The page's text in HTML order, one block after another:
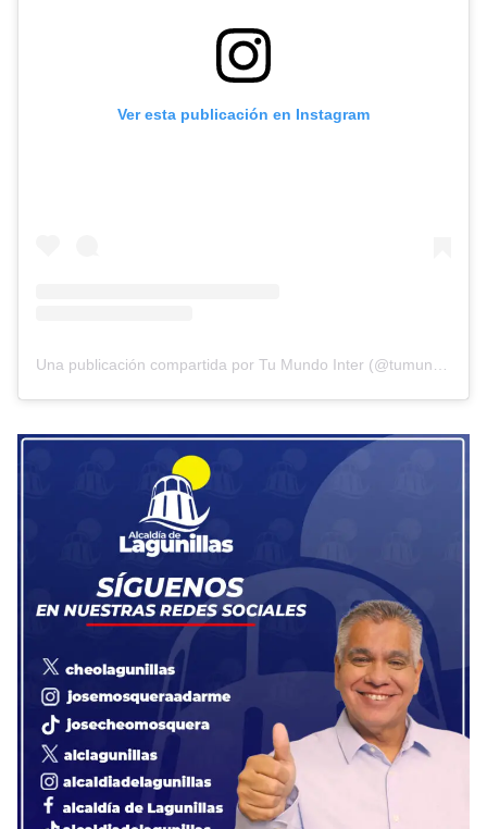
Ver esta publicación en Instagram
Una publicación compartida por Tu Mundo Inter (@tumundointer)